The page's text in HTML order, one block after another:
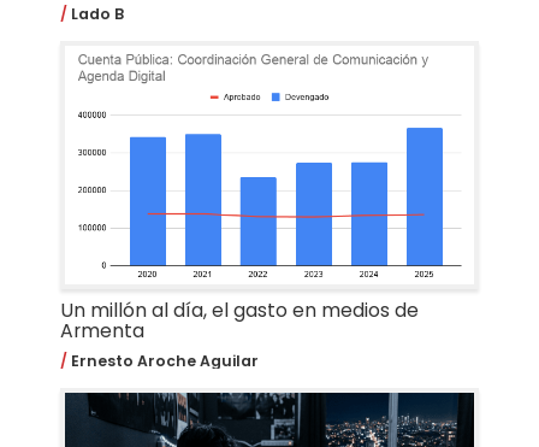
Lado B
Un millón al día, el gasto en medios de
Armenta
Ernesto Aroche Aguilar